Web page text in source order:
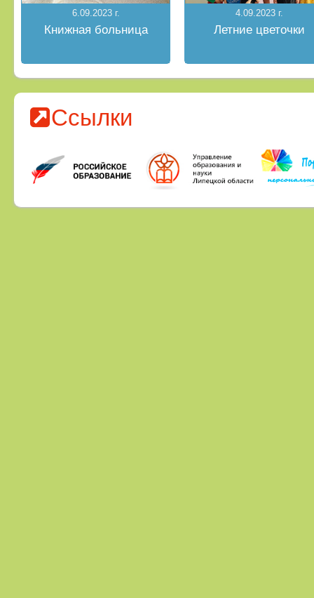
6.09.2023 г.
Книжная больница
4.09.2023 г.
Летние цветочки
Ссылки